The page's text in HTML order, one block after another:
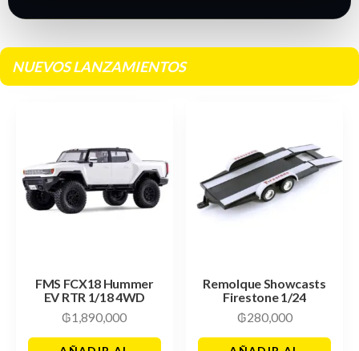
NUEVOS LANZAMIENTOS
FMS FCX18 Hummer
EV RTR 1/18 4WD
₲1,890,000
Remolque Showcasts
Firestone 1/24
₲280,000